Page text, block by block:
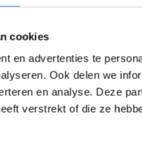
cookies
en advertenties te
Ook delen we
en analyse. Deze
verstrekt of die ze